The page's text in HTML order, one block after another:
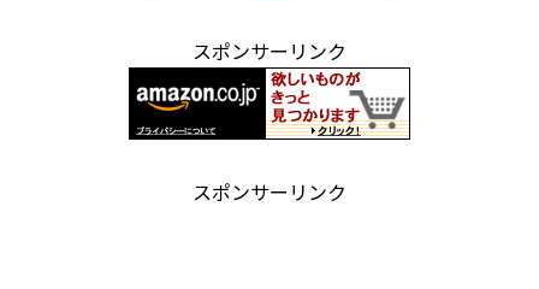
スポンサーリンク
スポンサーリンク